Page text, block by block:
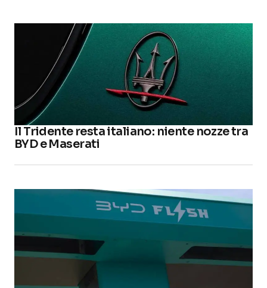
Il Tridente resta italiano: niente nozze tra
BYD e Maserati